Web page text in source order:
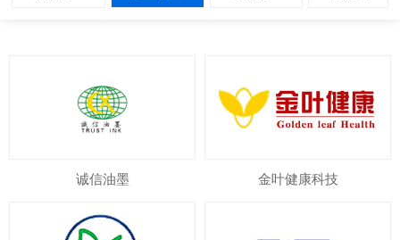
诚信油墨 金叶健康科技